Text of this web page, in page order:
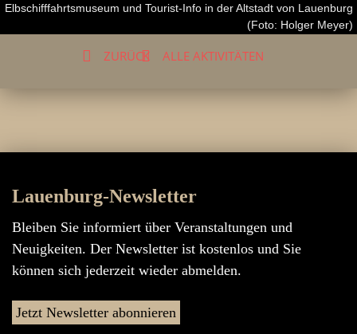
Elbschifffahrtsmuseum und Tourist-Info in der Altstadt von Lauenburg
(Foto: Holger Meyer)
ZURÜCK ALLE AKTIVITÄTEN
Lauenburg-Newsletter
Bleiben Sie informiert über Veranstaltungen und
Neuigkeiten. Der Newsletter ist kostenlos und Sie
können sich jederzeit wieder abmelden.
Jetzt Newsletter abonnieren